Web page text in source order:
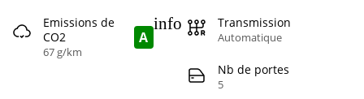
Emissions de
CO2
67 g/km
A
info Transmission
Automatique
Nb de portes
5